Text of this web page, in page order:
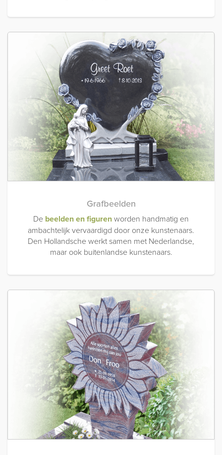
Grafbeelden
De beelden en figurenworden handmatig en
ambachtelijk vervaardigd door onze kunstenaars.
Den Hollandsche werkt samen met Nederlandse,
maar ook buitenlandse kunstenaars.